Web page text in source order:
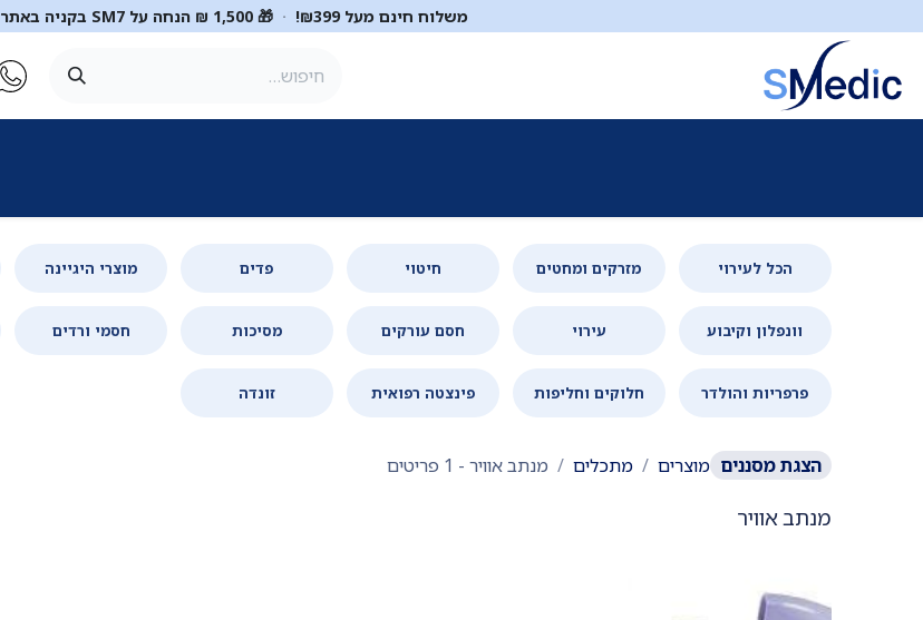
משלוח חינם מעל ₪399! · 🎁 1,500 ₪ הנחה על SM7 בקניה באתר בקוד
הכל לעירוי מזרקים ומחטים חיטוי פדים מוצרי היגיינה
וונפלון וקיבוע עירוי חסם עורקים מסיכות חסמי ורדים
פרפריות והולדר חלוקים וחליפות פינצטה רפואית זונדה
הצגת מסננים מוצרים מתכלים מנתב אוויר - 1 פריטים
מנתב אוויר